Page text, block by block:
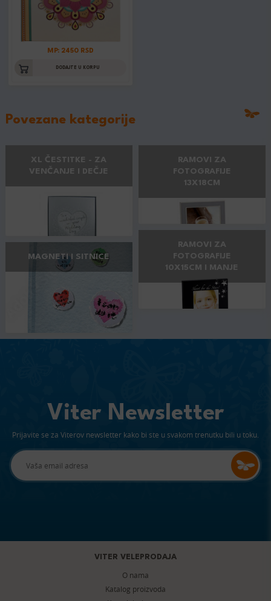
MP: 2450 RSD
DODAJTE U KORPU
Povezane kategorije
XL ČESTITKE - ZA
VENČANJE I DEČJE
RAMOVI ZA
FOTOGRAFIJE
13X18CM
MAGNETI I SITNICE
RAMOVI ZA
FOTOGRAFIJE
10X15CM I MANJE
Viter Newsletter
Prijavite se za Viterov newsletter kako bi ste u svakom trenutku bili u toku.
VITER VELEPRODAJA
O nama
Katalog proizvoda